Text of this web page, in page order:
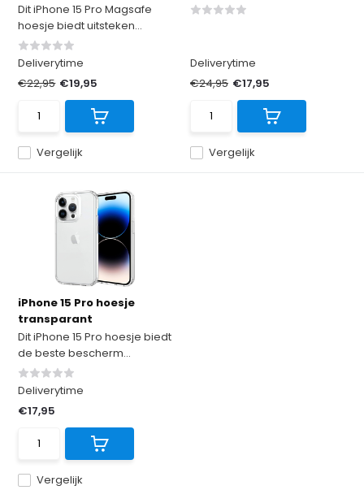
Dit iPhone 15 Pro Magsafe
hoesje biedt uitsteken...
Vergelijk
Deliverytime
€22,95 €19,95
Vergelijk
Deliverytime
€24,95 €17,95
iPhone 15 Pro hoesje
transparant
Dit iPhone 15 Pro hoesje biedt
de beste bescherm...
Vergelijk
Deliverytime
€17,95